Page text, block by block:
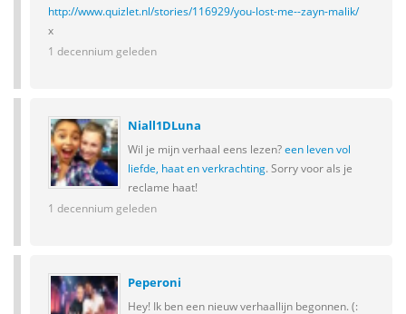
http://www.quizlet.nl/stories/116929/you-lost-me--zayn-malik/
x
1 decennium geleden
Niall1DLuna
Wil je mijn verhaal eens lezen?een leven vol
liefde, haat en verkrachting. Sorry voor als je
reclame haat!
1 decennium geleden
Peperoni
Hey! Ik ben een nieuw verhaallijn begonnen. (: